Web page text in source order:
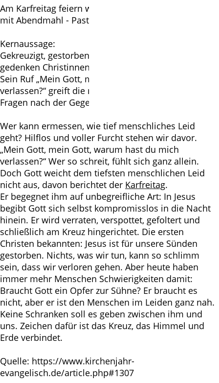
Am Karfreitag feiern wir um 10.00 Uhr Gottesdienst
mit Abendmahl - Pastor Peer-Detlev Schladebusch
Kernaussage:
Gekreuzigt, gestorben und begraben: am Karfreitag
gedenken Christinnen und Christen des Todes Jesu.
Sein Ruf „Mein Gott, mein Gott, warum hast du mich
verlassen?“ greift die mit diesem Tag verbundenen
Fragen nach der Gegenwart Gottes im Leiden auf.
Wer kann ermessen, wie tief menschliches Leid
geht? Hilflos und voller Furcht stehen wir davor.
„Mein Gott, mein Gott, warum hast du mich
verlassen?“ Wer so schreit, fühlt sich ganz allein.
Doch Gott weicht dem tiefsten menschlichen Leid
nicht aus, davon berichtet der Karfreitag.
Er begegnet ihm auf unbegreifliche Art: In Jesus
begibt Gott sich selbst kompromisslos in die Nacht
hinein. Er wird verraten, verspottet, gefoltert und
schließlich am Kreuz hingerichtet. Die ersten
Christen bekannten: Jesus ist für unsere Sünden
gestorben. Nichts, was wir tun, kann so schlimm
sein, dass wir verloren gehen. Aber heute haben
immer mehr Menschen Schwierigkeiten damit:
Braucht Gott ein Opfer zur Sühne? Er braucht es
nicht, aber er ist den Menschen im Leiden ganz nah.
Keine Schranken soll es geben zwischen ihm und
uns. Zeichen dafür ist das Kreuz, das Himmel und
Erde verbindet.
Quelle: https://www.kirchenjahr-
evangelisch.de/article.php#1307